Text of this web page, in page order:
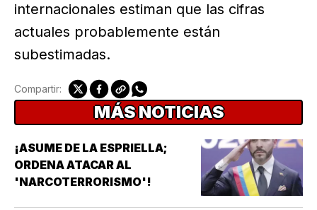
internacionales estiman que las cifras
actuales probablemente están
subestimadas.
Compartir:
MÁS NOTICIAS
¡ASUME DE LA ESPRIELLA;
ORDENA ATACAR AL
'NARCOTERRORISMO'!